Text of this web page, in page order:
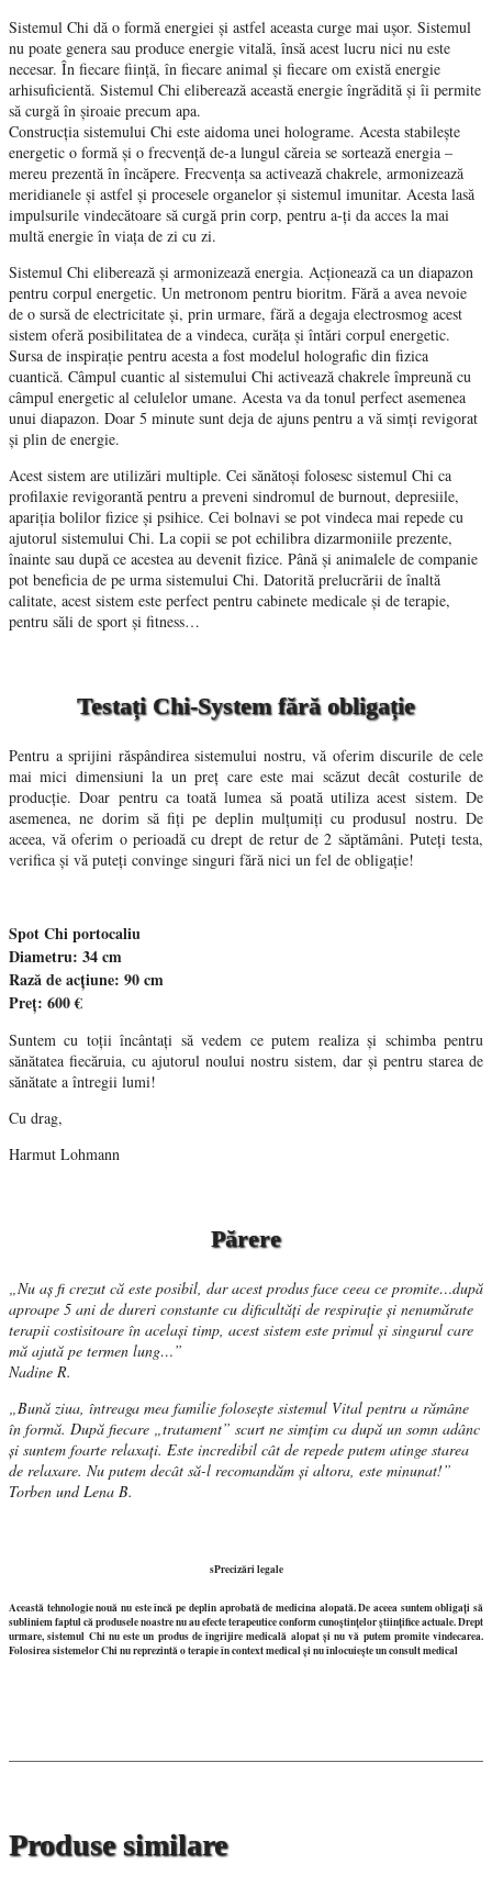
Sistemul Chi dă o formă energiei și astfel aceasta curge mai ușor. Sistemul
nu poate genera sau produce energie vitală, însă acest lucru nici nu este
necesar. În fiecare ființă, în fiecare animal și fiecare om există energie
arhisuficientă. Sistemul Chi eliberează această energie îngrădită și îi permite
să curgă în șiroaie precum apa.
Construcția sistemului Chi este aidoma unei holograme. Acesta stabilește
energetic o formă și o frecvență de-a lungul căreia se sortează energia –
mereu prezentă în încăpere. Frecvența sa activează chakrele, armonizează
meridianele și astfel și procesele organelor și sistemul imunitar. Acesta lasă
impulsurile vindecătoare să curgă prin corp, pentru a-ți da acces la mai
multă energie în viața de zi cu zi.
Sistemul Chi eliberează și armonizează energia. Acționează ca un diapazon
pentru corpul energetic. Un metronom pentru bioritm. Fără a avea nevoie
de o sursă de electricitate și, prin urmare, fără a degaja electrosmog acest
sistem oferă posibilitatea de a vindeca, curăța și întări corpul energetic.
Sursa de inspirație pentru acesta a fost modelul holografic din fizica
cuantică. Câmpul cuantic al sistemului Chi activează chakrele împreună cu
câmpul energetic al celulelor umane. Acesta va da tonul perfect asemenea
unui diapazon. Doar 5 minute sunt deja de ajuns pentru a vă simți revigorat
și plin de energie.
Acest sistem are utilizări multiple. Cei sănătoși folosesc sistemul Chi ca
profilaxie revigorantă pentru a preveni sindromul de burnout, depresiile,
apariția bolilor fizice și psihice. Cei bolnavi se pot vindeca mai repede cu
ajutorul sistemului Chi. La copii se pot echilibra dizarmoniile prezente,
înainte sau după ce acestea au devenit fizice. Până și animalele de companie
pot beneficia de pe urma sistemului Chi. Datorită prelucrării de înaltă
calitate, acest sistem este perfect pentru cabinete medicale și de terapie,
pentru săli de sport și fitness…
Testați Chi-System fără obligație
Pentru a sprijini răspândirea sistemului nostru, vă oferim discurile de cele
mai mici dimensiuni la un preț care este mai scăzut decât costurile de
producție. Doar pentru ca toată lumea să poată utiliza acest sistem. De
asemenea, ne dorim să fiți pe deplin mulțumiți cu produsul nostru. De
aceea, vă oferim o perioadă cu drept de retur de 2 săptămâni. Puteți testa,
verifica și vă puteți convinge singuri fără nici un fel de obligație!
Spot Chi portocaliu
Diametru: 34 cm
Rază de acțiune: 90 cm
Preț: 600 €
Suntem cu toții încântați să vedem ce putem realiza și schimba pentru
sănătatea fiecăruia, cu ajutorul noului nostru sistem, dar și pentru starea de
sănătate a întregii lumi!
Cu drag,
Harmut Lohmann
Părere
„Nu aș fi crezut că este posibil, dar acest produs face ceea ce promite…după
aproape 5 ani de dureri constante cu dificultăți de respirație și nenumărate
terapii costisitoare în același timp, acest sistem este primul și singurul care
mă ajută pe termen lung…”
Nadine R.
„Bună ziua, întreaga mea familie folosește sistemul Vital pentru a rămâne
în formă. După fiecare „tratament” scurt ne simțim ca după un somn adânc
și suntem foarte relaxați. Este incredibil cât de repede putem atinge starea
de relaxare. Nu putem decât să-l recomandăm și altora, este minunat!”
Torben und Lena B.
sPrecizări legale
Această tehnologie nouă nu este încă pe deplin aprobată de medicina alopată. De aceea suntem obligați să
subliniem faptul că produsele noastre nu au efecte terapeutice conform cunoștințelor științifice actuale. Drept
urmare, sistemul Chi nu este un produs de îngrijire medicală alopat și nu vă putem promite vindecarea.
Folosirea sistemelor Chi nu reprezintă o terapie în context medical și nu înlocuiește un consult medical
Produse similare